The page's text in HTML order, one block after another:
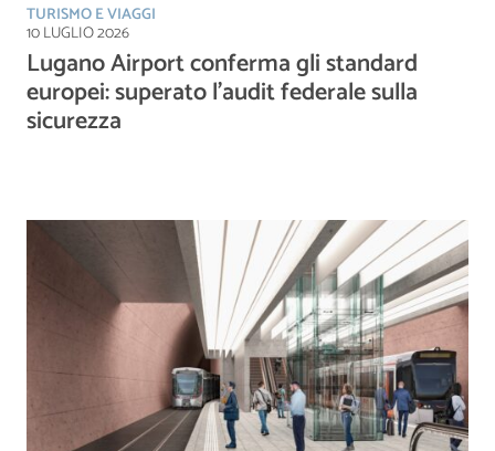
TURISMO E VIAGGI
10 LUGLIO 2026
Lugano Airport conferma gli standard
europei: superato l’audit federale sulla
sicurezza